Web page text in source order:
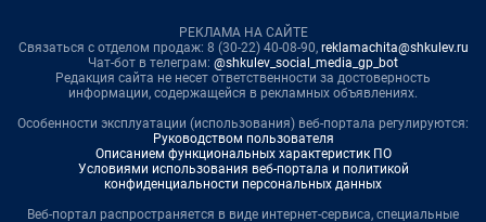
РЕКЛАМА НА САЙТЕ
Связаться с отделом продаж: 8 (30-22) 40-08-90, reklamachita@shkulev.ru
Чат-бот в телеграм: @shkulev_social_media_gp_bot
Редакция сайта не несет ответственности за достоверность
информации, содержащейся в рекламных объявлениях.
Особенности эксплуатации (использования) веб-портала регулируются:
Руководством пользователя
Описанием функциональных характеристик ПО
Условиями использования веб-портала и политикой
конфиденциальности персональных данных
Веб-портал распространяется в виде интернет-сервиса, специальные